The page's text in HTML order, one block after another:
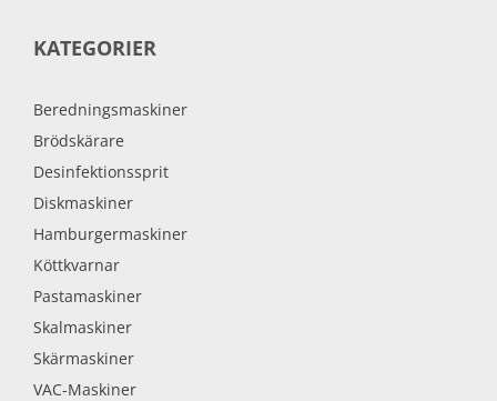
KATEGORIER
Beredningsmaskiner
Brödskärare
Desinfektionssprit
Diskmaskiner
Hamburgermaskiner
Köttkvarnar
Pastamaskiner
Skalmaskiner
Skärmaskiner
VAC-Maskiner